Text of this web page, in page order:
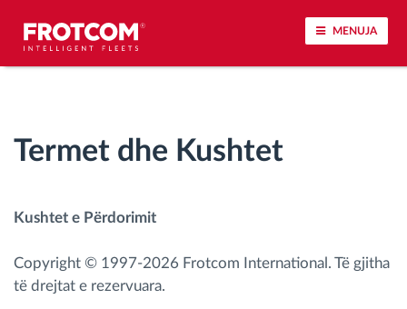
MENUJA
Monitorimi i kohës së ngasjes
Menaxhimi i fuqisë punëtore
Termet dhe Kushtet
Kushtet e Përdorimit
Copyright © 1997-2026 Frotcom International. Të gjitha
të drejtat e rezervuara.